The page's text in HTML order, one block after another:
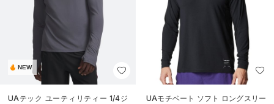
NEW
UAテック ユーティリティー 1/4ジ
UAモチベート ソフト ロングスリー